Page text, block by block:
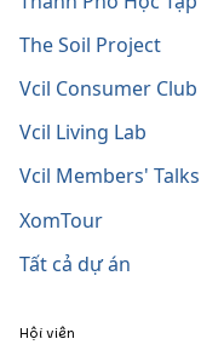
The Soil Project
Vcil Consumer Club
Vcil Living Lab
Vcil Members' Talks
XomTour
Tất cả dự án
Hội viên